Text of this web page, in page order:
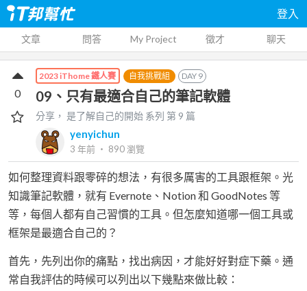
登入
文章 問答 My Project 徵才 聊天
2023 iThome 鐵人賽 自我挑戰組 DAY 9
09、只有最適合自己的筆記軟體
分享， 是了解自己的開始 系列 第 9 篇
yenyichun
3 年前 ‧ 890瀏覽
0
如何整理資料跟零碎的想法，有很多厲害的工具跟框架。光
知識筆記軟體，就有 Evernote、Notion 和 GoodNotes 等
等，每個人都有自己習慣的工具。但怎麼知道哪一個工具或
框架是最適合自己的？
首先，先列出你的痛點，找出病因，才能好好對症下藥。通
常自我評估的時候可以列出以下幾點來做比較：